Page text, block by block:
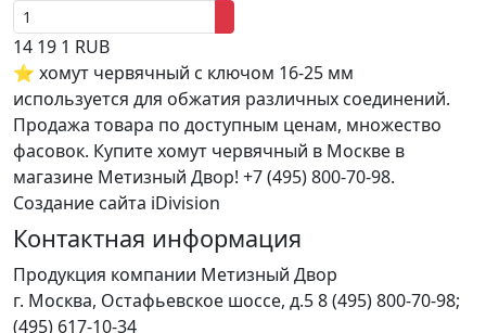
14 19 1 RUB
⭐ хомут червячный с ключом 16-25 мм
используется для обжатия различных соединений.
Продажа товара по доступным ценам, множество
фасовок. Купите хомут червячный в Москве в
магазине Метизный Двор! +7 (495) 800-70-98.
Создание сайта iDivision
Контактная информация
Продукция компании Метизный Двор
г. Москва, Остафьевское шоссе, д.58 (495) 800-70-98;
(495) 617-10-34